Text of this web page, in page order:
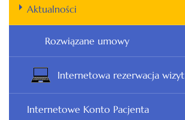
Aktualności
Rozwiązane umowy
Internetowa rezerwacja wizyt
Internetowe Konto Pacjenta